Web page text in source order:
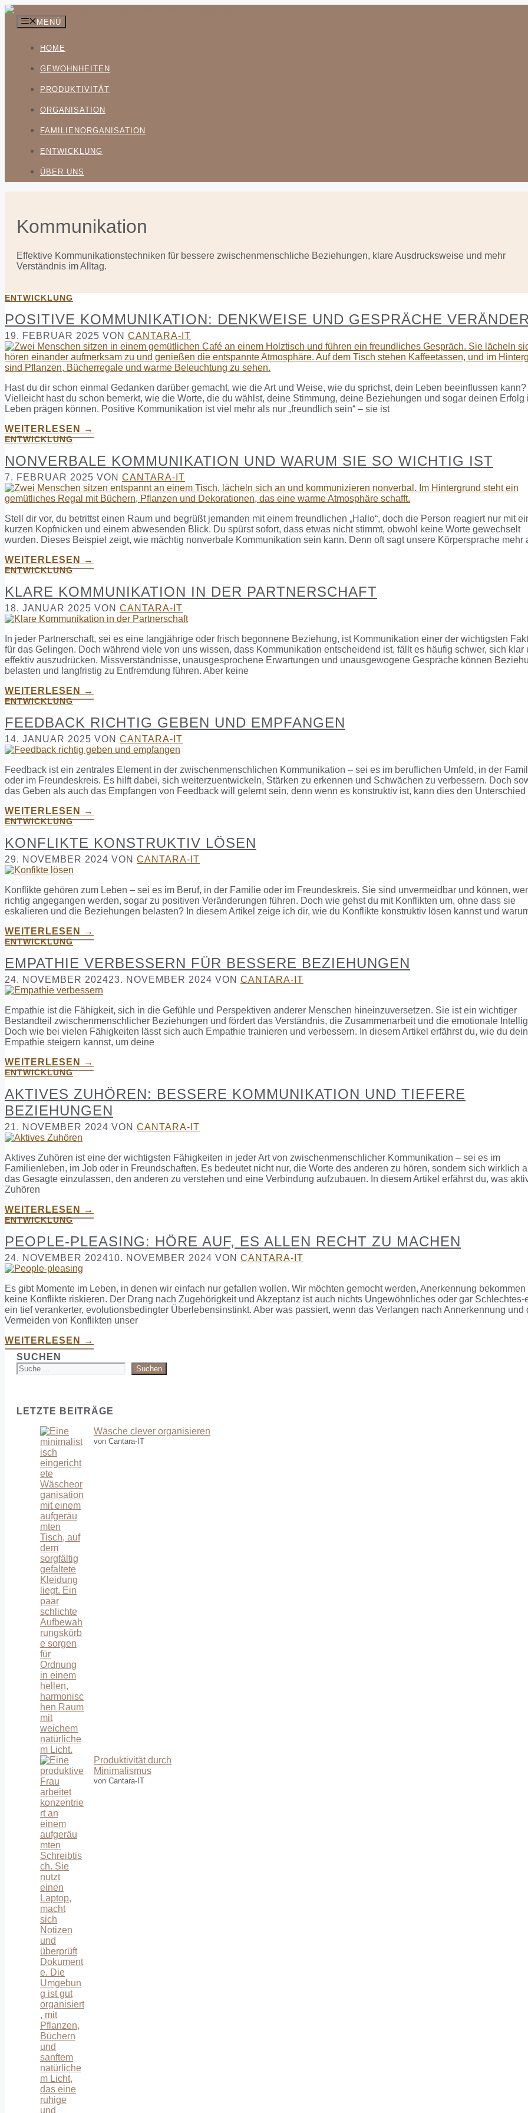
Zum
Inhalt
springen
MENÜ
HOME
GEWOHNHEITEN
PRODUKTIVITÄT
ORGANISATION
FAMILIENORGANISATION
ENTWICKLUNG
ÜBER UNS
Kommunikation
Effektive Kommunikationstechniken für bessere zwischenmenschliche Beziehungen, klare Ausdrucksweise und mehr
Verständnis im Alltag.
ENTWICKLUNG
POSITIVE KOMMUNIKATION: DENKWEISE UND GESPRÄCHE
19. FEBRUAR 2025 VON CANTARA-IT
Hast du dir schon einmal Gedanken darüber gemacht, wie die Art und Weise, wie du sprichst, dein Leben beeinflussen kann?
Vielleicht hast du schon bemerkt, wie die Worte, die du wählst, deine Stimmung, deine Beziehungen und sogar deinen Erfolg
Leben prägen können. Positive Kommunikation ist viel mehr als nur „freundlich sein“ – sie ist
WEITERLESEN →
ENTWICKLUNG
NONVERBALE KOMMUNIKATION UND WARUM SIE SO WICHTIG IST
7. FEBRUAR 2025 VON CANTARA-IT
Stell dir vor, du betrittst einen Raum und begrüßt jemanden mit einem freundlichen „Hallo“, doch die Person reagiert nur mit
kurzen Kopfnicken und einem abwesenden Blick. Du spürst sofort, dass etwas nicht stimmt, obwohl keine Worte gewechselt
wurden. Dieses Beispiel zeigt, wie mächtig nonverbale Kommunikation sein kann. Denn oft sagt unsere Körpersprache mehr
WEITERLESEN →
ENTWICKLUNG
KLARE KOMMUNIKATION IN DER PARTNERSCHAFT
18. JANUAR 2025 VON CANTARA-IT
In jeder Partnerschaft, sei es eine langjährige oder frisch begonnene Beziehung, ist Kommunikation einer der wichtigsten
für das Gelingen. Doch während viele von uns wissen, dass Kommunikation entscheidend ist, fällt es häufig schwer, sich klar
effektiv auszudrücken. Missverständnisse, unausgesprochene Erwartungen und unausgewogene Gespräche können
belasten und langfristig zu Entfremdung führen. Aber keine
WEITERLESEN →
ENTWICKLUNG
FEEDBACK RICHTIG GEBEN UND EMPFANGEN
14. JANUAR 2025 VON CANTARA-IT
Feedback ist ein zentrales Element in der zwischenmenschlichen Kommunikation – sei es im beruflichen Umfeld, in der
oder im Freundeskreis. Es hilft dabei, sich weiterzuentwickeln, Stärken zu erkennen und Schwächen zu verbessern. Doch
das Geben als auch das Empfangen von Feedback will gelernt sein, denn wenn es konstruktiv ist, kann dies den Unterschied
WEITERLESEN →
ENTWICKLUNG
KONFLIKTE KONSTRUKTIV LÖSEN
29. NOVEMBER 2024 VON CANTARA-IT
Konflikte gehören zum Leben – sei es im Beruf, in der Familie oder im Freundeskreis. Sie sind unvermeidbar und können,
richtig angegangen werden, sogar zu positiven Veränderungen führen. Doch wie gehst du mit Konflikten um, ohne dass sie
eskalieren und die Beziehungen belasten? In diesem Artikel zeige ich dir, wie du Konflikte konstruktiv lösen kannst und
WEITERLESEN →
ENTWICKLUNG
EMPATHIE VERBESSERN FÜR BESSERE BEZIEHUNGEN
24. NOVEMBER 202423. NOVEMBER 2024 VON CANTARA-IT
Empathie ist die Fähigkeit, sich in die Gefühle und Perspektiven anderer Menschen hineinzuversetzen. Sie ist ein wichtiger
Bestandteil zwischenmenschlicher Beziehungen und fördert das Verständnis, die Zusammenarbeit und die emotionale
Doch wie bei vielen Fähigkeiten lässt sich auch Empathie trainieren und verbessern. In diesem Artikel erfährst du, wie du
Empathie steigern kannst, um deine
WEITERLESEN →
ENTWICKLUNG
AKTIVES ZUHÖREN: BESSERE KOMMUNIKATION UND TIEFERE
BEZIEHUNGEN
21. NOVEMBER 2024 VON CANTARA-IT
Aktives Zuhören ist eine der wichtigsten Fähigkeiten in jeder Art von zwischenmenschlicher Kommunikation – sei es im
Familienleben, im Job oder in Freundschaften. Es bedeutet nicht nur, die Worte des anderen zu hören, sondern sich wirklich
das Gesagte einzulassen, den anderen zu verstehen und eine Verbindung aufzubauen. In diesem Artikel erfährst du, was
Zuhören
WEITERLESEN →
ENTWICKLUNG
PEOPLE-PLEASING: HÖRE AUF, ES ALLEN RECHT ZU MACHEN
24. NOVEMBER 202410. NOVEMBER 2024 VON CANTARA-IT
Es gibt Momente im Leben, in denen wir einfach nur gefallen wollen. Wir möchten gemocht werden, Anerkennung bekommen
keine Konflikte riskieren. Der Drang nach Zugehörigkeit und Akzeptanz ist auch nichts Ungewöhnliches oder gar Schlechtes-
ein tief verankerter, evolutionsbedingter Überlebensinstinkt. Aber was passiert, wenn das Verlangen nach Annerkennung und
Vermeiden von Konflikten unser
WEITERLESEN →
SUCHEN
Suchen
LETZTE BEITRÄGE
Wäsche clever organisieren
von Cantara-IT
Produktivität durch
Minimalismus
von Cantara-IT